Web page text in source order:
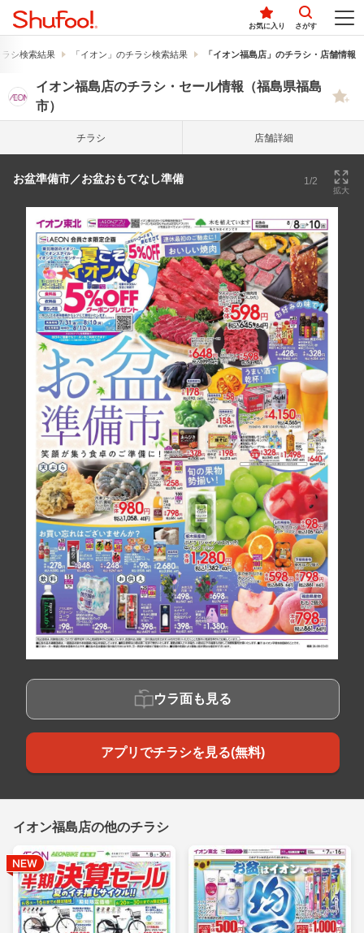
お気に入り さがす
シ検索結果 「イオン」のチラシ検索結果 「イオン福島店」のチラシ・店舗情報
イオン福島店のチラシ・セール情報（福島県福島
市）
チラシ 店舗詳細
お盆準備市／お盆おもてなし準備 1/2
拡大
ウラ面も見る
アプリでチラシを見る(無料)
イオン福島店の他のチラシ